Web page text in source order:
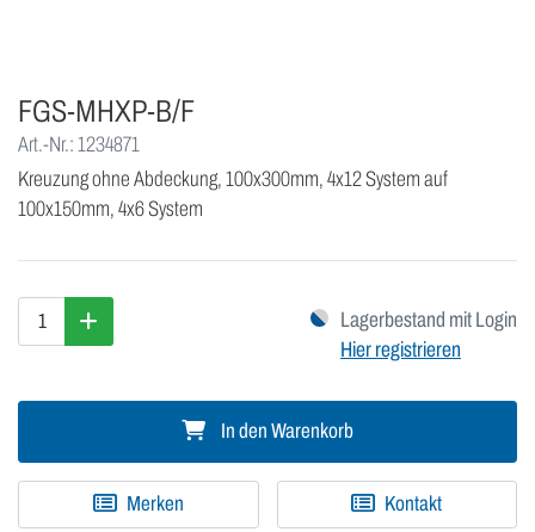
FGS-MHXP-B/F
Art.-Nr.: 1234871
Kreuzung ohne Abdeckung, 100x300mm, 4x12 System auf
100x150mm, 4x6 System
Lagerbestand mit Login
Hier registrieren
In den Warenkorb
Merken Kontakt